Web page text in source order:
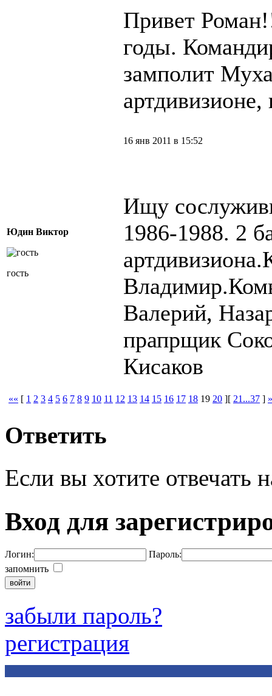
Привет
годы.
замполит
артдивизионе,
Юдин Виктор
гость
16 янв 2011 в 15:52
Ищу
1986-1988. 2
Валерий,
прапрщик
Кисаков
«« [ 1 2 3 4 5 6 7 8 9 10 11 12 13 14 15 16 17 18 19 20 ][ 21...37 ]
Ответить
Если вы хотите отвечать
Вход для
Логин:
Пароль:
запомнить
забыли пароль?
регистрация